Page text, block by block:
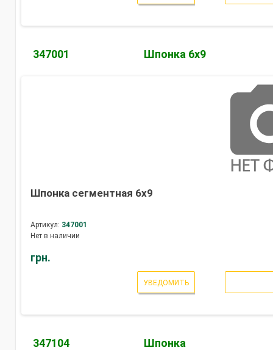
347001 Шпонка 6х9
Шпонка сегментная 6х9
Артикул: 347001
Нет в наличии
грн.
УВЕДОМИТЬ
347104 Шпонка